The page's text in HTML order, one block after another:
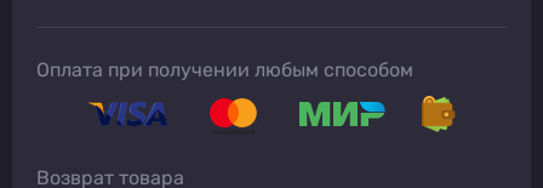
Оплата при получении любым способом
Возврат товара